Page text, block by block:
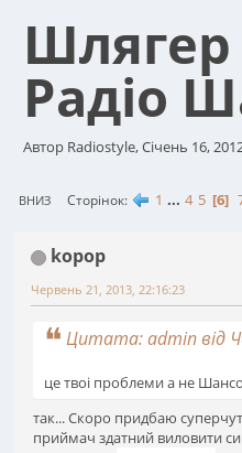
Шлягер
Радіо
Автор Radiostyle, Січень 16,
ВНИЗ Сторінок 1 ... 4 5 6
kopop
Червень 21, 2013, 22:16:23
Цитата: admin від
це твоі проблеми а не
так... Скоро придбаю
приймач здатний виловити